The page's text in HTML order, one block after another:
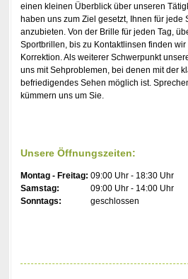
einen kleinen Überblick über unseren
haben uns zum Ziel gesetzt, Ihnen für jede
anzubieten. Von der Brille für jeden Tag,
Sportbrillen, bis zu Kontaktlinsen finden
Korrektion. Als weiterer Schwerpunkt
uns mit Sehproblemen, bei denen mit der
befriedigendes Sehen möglich ist.
kümmern uns um Sie.
Unsere Öffnungszeiten:
Montag - Freitag:09:00 Uhr - 18:30 Uhr
Samstag:
09:00 Uhr - 14:00 Uhr
Sonntags:
geschlossen